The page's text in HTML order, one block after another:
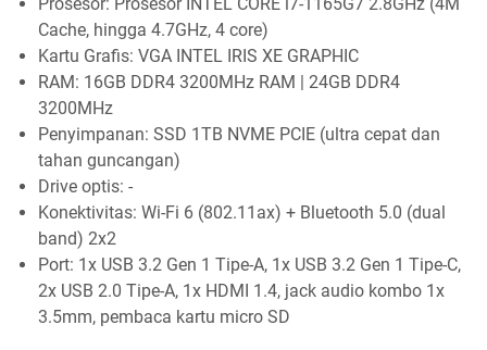
Cache, hingga 4.7GHz, 4 core)
Kartu Grafis: VGA INTEL IRIS XE GRAPHIC
RAM: 16GB DDR4 3200MHz RAM | 24GB DDR4
3200MHz
Penyimpanan: SSD 1TB NVME PCIE (ultra cepat dan
tahan guncangan)
Drive optis: -
Konektivitas: Wi-Fi 6 (802.11ax) + Bluetooth 5.0 (dual
band) 2x2
Port: 1x USB 3.2 Gen 1 Tipe-A, 1x USB 3.2 Gen 1 Tipe-C,
2x USB 2.0 Tipe-A, 1x HDMI 1.4, jack audio kombo 1x
3.5mm, pembaca kartu micro SD